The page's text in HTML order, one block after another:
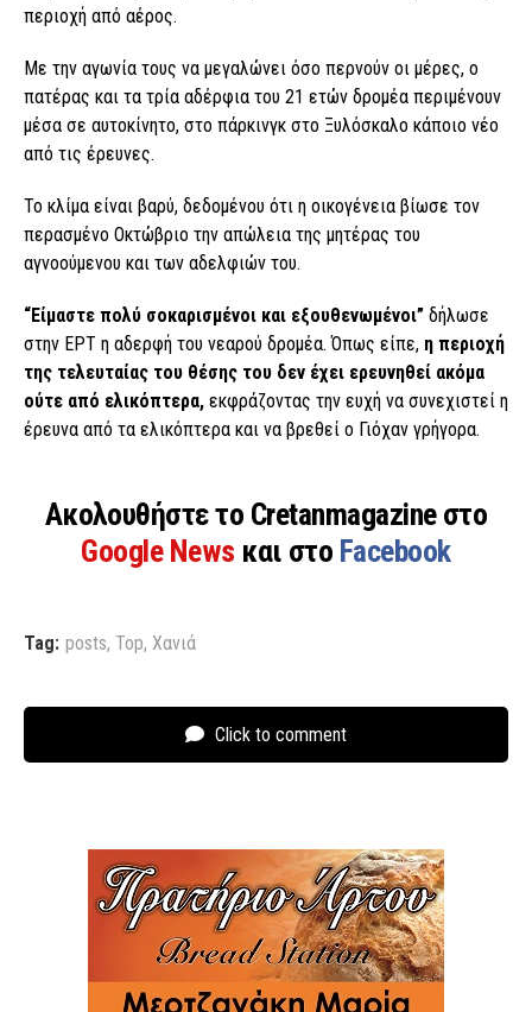
περιοχή από αέρος.
Με την αγωνία τους να μεγαλώνει όσο περνούν οι μέρες, ο
πατέρας και τα τρία αδέρφια του 21 ετών δρομέα περιμένουν
μέσα σε αυτοκίνητο, στο πάρκινγκ στο Ξυλόσκαλο κάποιο νέο
από τις έρευνες.
Το κλίμα είναι βαρύ, δεδομένου ότι η οικογένεια βίωσε τον
περασμένο Οκτώβριο την απώλεια της μητέρας του
αγνοούμενου και των αδελφιών του.
“Είμαστε πολύ σοκαρισμένοι και εξουθενωμένοι” δήλωσε
στην ΕΡΤ η αδερφή του νεαρού δρομέα. Όπως είπε, η περιοχή
της τελευταίας του θέσης του δεν έχει ερευνηθεί ακόμα
ούτε από ελικόπτερα, εκφράζοντας την ευχή να συνεχιστεί η
έρευνα από τα ελικόπτερα και να βρεθεί ο Γιόχαν γρήγορα.
Ακολουθήστε το Cretanmagazine στο
Google News και στο Facebook
Tag: posts, Top, Χανιά
Click to comment